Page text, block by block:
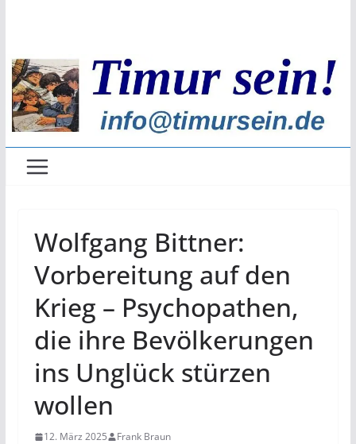
Wolfgang Bittner:
Vorbereitung auf den
Krieg – Psychopathen,
die ihre Bevölkerungen
ins Unglück stürzen
wollen
12. März 2025 Frank Braun